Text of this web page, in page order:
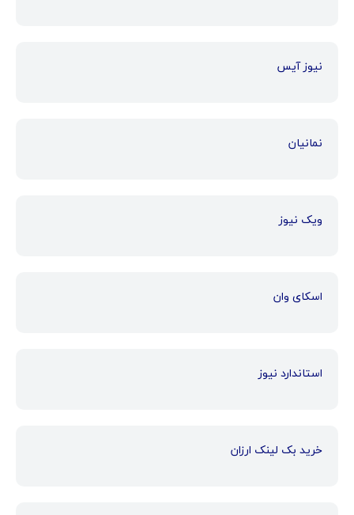
نیوز آیس
نمانیان
ویک نیوز
اسکای وان
استاندارد نیوز
خرید بک لینک ارزان